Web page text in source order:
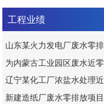
工程业绩
山东某火力发电厂废水零
为内蒙古工业园区废水近
辽宁某化工厂浓盐水处理
新建造纸厂废水零排放项